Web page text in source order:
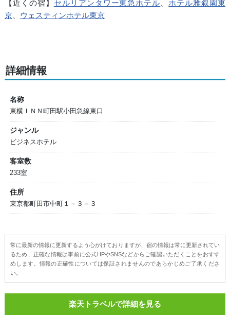
【近くの宿】 セルリアンタワー東急ホテル
ホテル雅叙園東
京、 ウェスティンホテル東京
詳細情報
名称
東横ＩＮＮ町田駅小田急線東口
ジャンル
ビジネスホテル
客室数
233室
住所
東京都町田市中町１－３－３
常に最新の情報に更新するよう心がけておりますが、宿の情報は常に更新されてい
るため、正確な情報は事前に公式HPやSNSなどからご確認いただくことをおすす
めします。情報の正確性については保証されませんのであらかじめご了承くださ
い。
楽天トラベルで詳細を見る